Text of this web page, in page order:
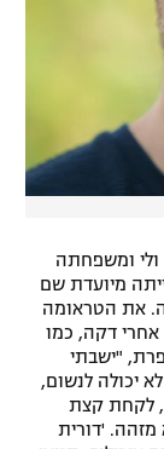
ולי ומשפחתה
מיועדת שם
את הטראומה
דקה אחרי דקה, כמו
"ישבתי
יכולה לנשום,
לקחת קצת
מזהה. 'דורית